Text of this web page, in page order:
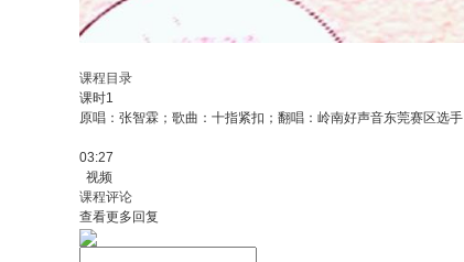
课程目录
课时1
原唱：张智霖；歌曲：十指紧扣；翻唱：岭南好声音东莞赛区选手
03:27
视频
课程评论
查看更多回复